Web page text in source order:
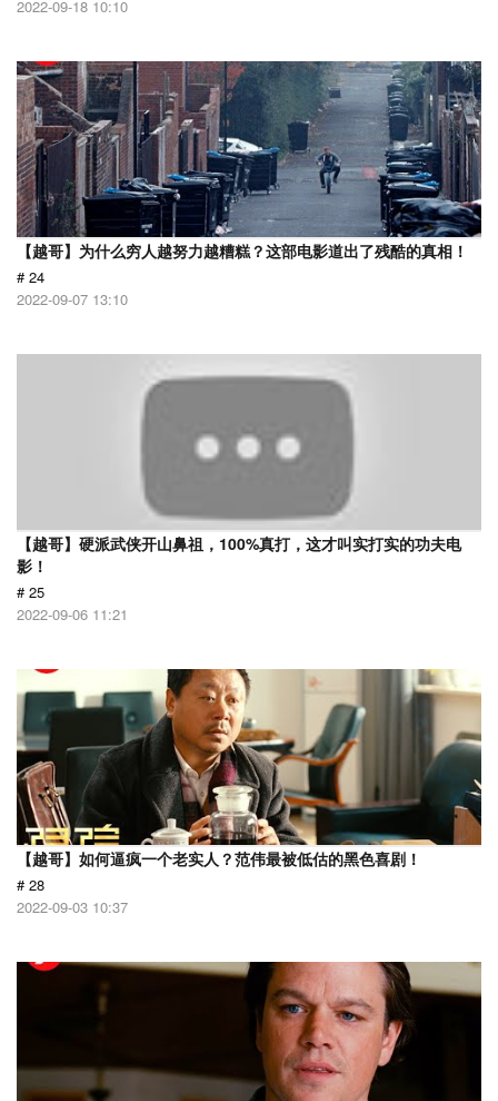
2022-09-18 10:10
【越哥】为什么穷人越努力越糟糕？这部电影道出了残酷的真相！
# 24
2022-09-07 13:10
【越哥】硬派武侠开山鼻祖，100%真打，这才叫实打实的功夫电
影！
# 25
2022-09-06 11:21
【越哥】如何逼疯一个老实人？范伟最被低估的黑色喜剧！
# 28
2022-09-03 10:37